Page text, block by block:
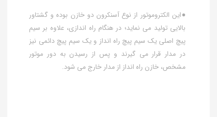
●این الکتروموتور از نوع آسنکرون دو خازن بوده و گشتاور
بالایی تولید می نماید؛ در هنگام راه اندازی، علاوه بر سیم
پیچ اصلی یک سیم پیچ راه انداز و یک سیم پیچ دائمی نیز
در مدار قرار می گیرند و پس از رسیدن به دور موتور
مشخص، خازن راه انداز از مدار خارج می شود.